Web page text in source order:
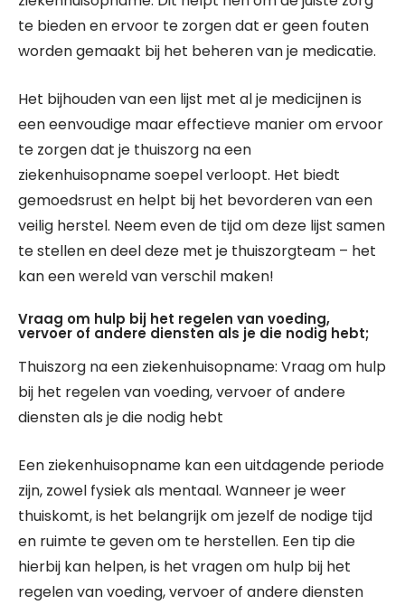
te bieden en ervoor te zorgen dat er geen fouten
worden gemaakt bij het beheren van je medicatie.
Het bijhouden van een lijst met al je medicijnen is
een eenvoudige maar effectieve manier om ervoor
te zorgen dat je thuiszorg na een
ziekenhuisopname soepel verloopt. Het biedt
gemoedsrust en helpt bij het bevorderen van een
veilig herstel. Neem even de tijd om deze lijst samen
te stellen en deel deze met je thuiszorgteam – het
kan een wereld van verschil maken!
Vraag om hulp bij het regelen van voeding,
vervoer of andere diensten als je die nodig hebt;
Thuiszorg na een ziekenhuisopname: Vraag om hulp
bij het regelen van voeding, vervoer of andere
diensten als je die nodig hebt
Een ziekenhuisopname kan een uitdagende periode
zijn, zowel fysiek als mentaal. Wanneer je weer
thuiskomt, is het belangrijk om jezelf de nodige tijd
en ruimte te geven om te herstellen. Een tip die
hierbij kan helpen, is het vragen om hulp bij het
regelen van voeding, vervoer of andere diensten